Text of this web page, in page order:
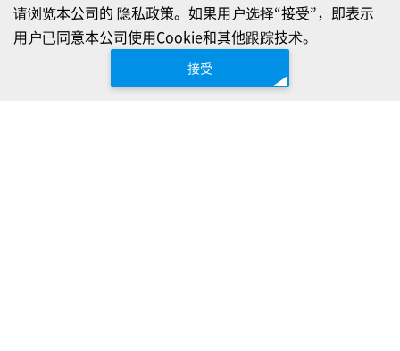
请浏览本公司的 隐私政策。如果用户选择“接受”，即表示
用户已同意本公司使用Cookie和其他跟踪技术。
接受